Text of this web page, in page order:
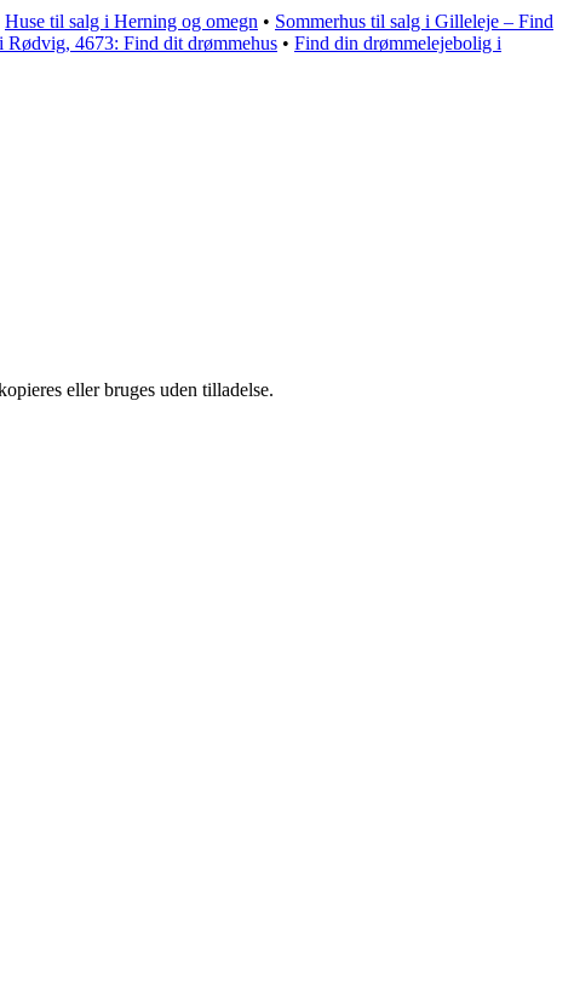
Huse til salg i Herning og omegn • Sommerhus til salg i Gilleleje – Find
Rødvig, 4673: Find dit drømmehus • Find din drømmelejebolig i
eller bruges uden tilladelse.